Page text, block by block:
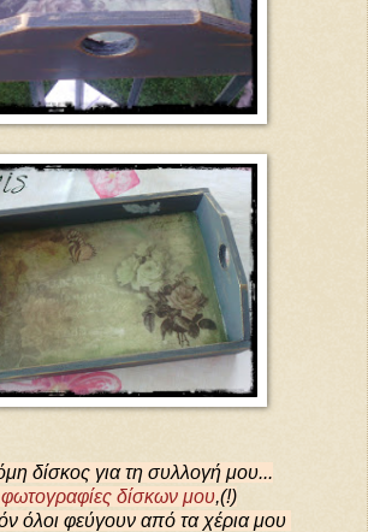
δίσκος για τη συλλογή μου...
δίσκων μου,(!)
όλοι φεύγουν από τα χέρια μου